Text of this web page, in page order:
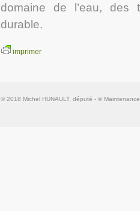
domaine de l’eau, des
durable.
imprimer
© 2018 Michel HUNAULT, député - ©